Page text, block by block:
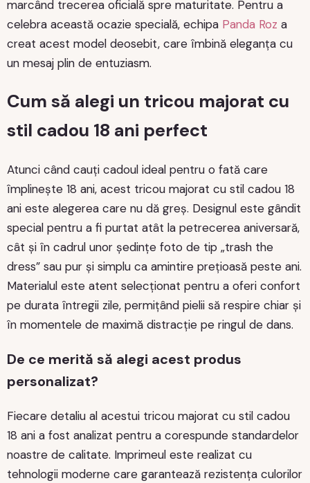
marcând trecerea oficială spre maturitate. Pentru a
celebra această ocazie specială, echipa Panda Roz a
creat acest model deosebit, care îmbină eleganța cu
un mesaj plin de entuziasm.
Cum să alegi un tricou majorat cu
stil cadou 18 ani perfect
Atunci când cauți cadoul ideal pentru o fată care
împlinește 18 ani, acest tricou majorat cu stil cadou 18
ani este alegerea care nu dă greș. Designul este gândit
special pentru a fi purtat atât la petrecerea aniversară,
cât și în cadrul unor ședințe foto de tip „trash the
dress” sau pur și simplu ca amintire prețioasă peste ani.
Materialul este atent selecționat pentru a oferi confort
pe durata întregii zile, permițând pielii să respire chiar și
în momentele de maximă distracție pe ringul de dans.
De ce merită să alegi acest produs
personalizat?
Fiecare detaliu al acestui tricou majorat cu stil cadou
18 ani a fost analizat pentru a corespunde standardelor
noastre de calitate. Imprimeul este realizat cu
tehnologii moderne care garantează rezistența culorilor